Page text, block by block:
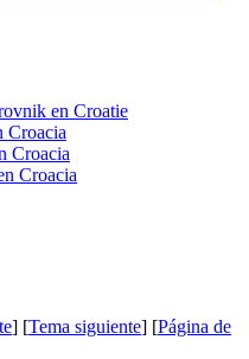
en Croatie
Croacia
Croacia
Croacia
] [Tema siguiente] [Página de